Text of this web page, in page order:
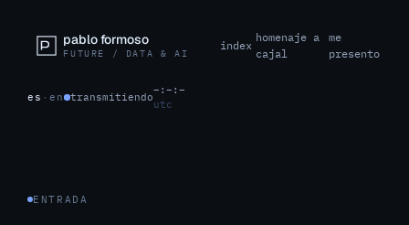
pablo formoso
FUTURE / DATA & AI
index
homenaje a
cajal
me
presento
es ·en transmitiendo
–:–:–
utc
ENTRADA